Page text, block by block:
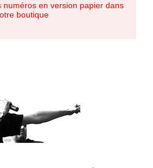
numéros en version papier dans
boutique